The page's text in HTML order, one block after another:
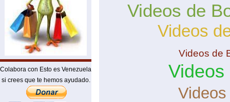
Colabora con Esto es Venezuela
si crees que te hemos ayudado.
Videos de
Videos
Videos de
Videos